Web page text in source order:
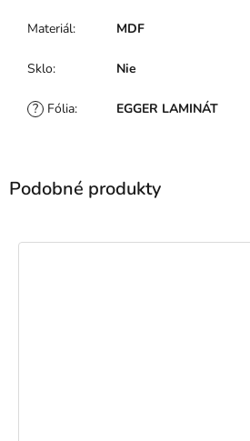
Materiál: MDF
Sklo: Nie
? Fólia: EGGER LAMINÁT